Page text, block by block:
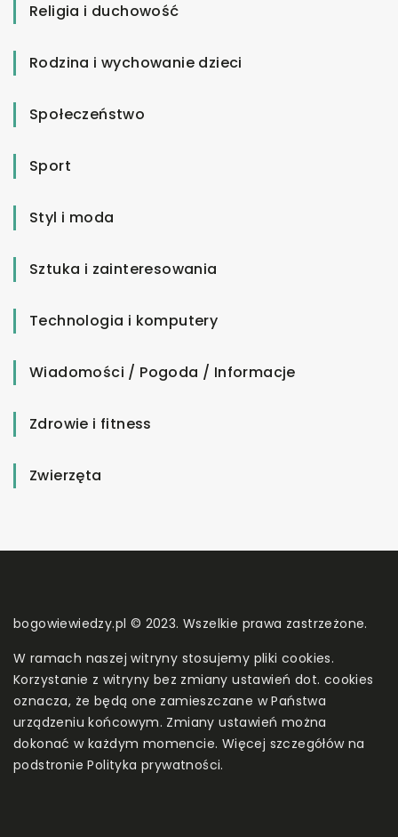
Religia i duchowość
Rodzina i wychowanie dzieci
Społeczeństwo
Sport
Styl i moda
Sztuka i zainteresowania
Technologia i komputery
Wiadomości / Pogoda / Informacje
Zdrowie i fitness
Zwierzęta
bogowiewiedzy.pl © 2023. Wszelkie prawa zastrzeżone.
W ramach naszej witryny stosujemy pliki cookies.
Korzystanie z witryny bez zmiany ustawień dot. cookies
oznacza, że będą one zamieszczane w Państwa
urządzeniu końcowym. Zmiany ustawień można
dokonać w każdym momencie. Więcej szczegółów na
podstroniePolityka prywatności.